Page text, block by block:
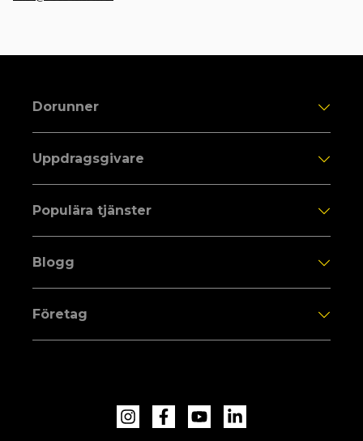
Dorunner
Uppdragsgivare
Populära tjänster
Blogg
Företag